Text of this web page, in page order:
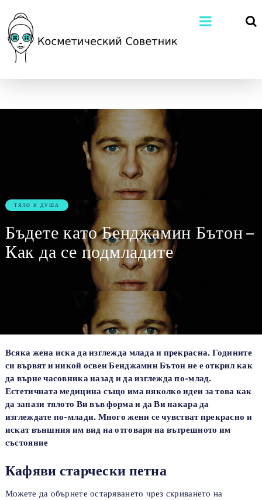
ТЯЛО И ДУША
Бъдете като Бенджамин Бътон –
Как да се подмладите
Всяка жена иска да изглежда млада и прекрасна. Годините
си вървят и никой освен Бенджамин Бътон не е открил как
да върне часовника назад и да изглежда по-млад.
Естетичната медицина също има няколко идеи за това как
да запази тялото Ви във форма и да Ви накара да
изглеждате по-млади. Много жени се чувстват прекрасно и
искат външния им вид на отговаря на вътрешното им
състояние
Кафяви старчески петна
Можете да обърнете остаряването чрез скриването на